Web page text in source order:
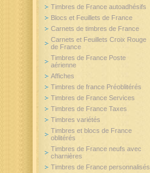
Timbres de France autoadhésifs
Blocs et Feuillets de France
Carnets de timbres de France
Carnets et Feuillets Croix Rouge
de France
Timbres de France Poste
aérienne
Affiches
Timbres de france Préoblitérés
Timbres de France Services
Timbres de France Taxes
Timbres variétés
Timbres et blocs de France
oblitérés
Timbres de France neufs avec
charnières
Timbres de France personnalisés